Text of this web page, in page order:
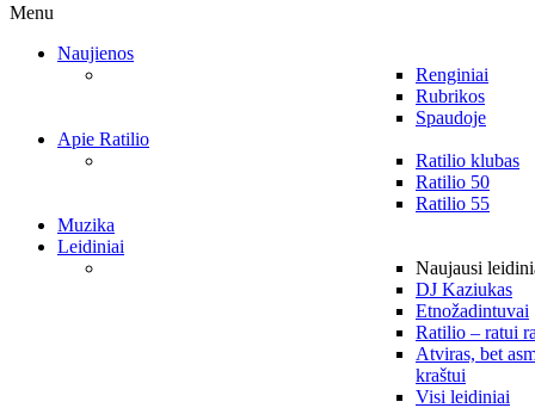
Menu
Naujienos
Renginiai
Rubrikos
Spaudoje
Apie Ratilio
Ratilio klubas
Ratilio 50
Ratilio 55
Muzika
Leidiniai
Naujausi
DJ Kaziukas
Etnožadintuvai
Ratilio – ratui
Atviras, bet
kraštui
Visi leidiniai